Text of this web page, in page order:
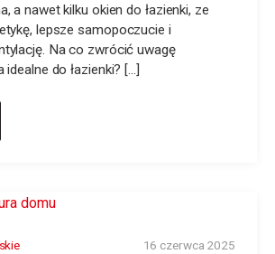
a nawet kilku okien do łazienki, ze
lepsze samopoczucie i
Na co zwrócić uwagę
idealne do łazienki? […]
16 czerwca 2025